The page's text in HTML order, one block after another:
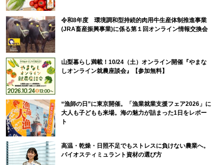
令和8年度 環境調和型持続的肉用牛生産体制推進事業
(JRA畜産振興事業)に係る第１回オンライン情報交換会
山梨暮らし満載！10/24（土）オンライン開催『やまな
しオンライン就農座談会』【参加無料】
“漁師の日”に東京開催。「漁業就業支援フェア2026」に
大人も子どもも来場。海の魅力が詰まった1日をレポー
ト
高温・乾燥・日照不足でもストレスに負けない農業へ。
バイオスティミュラント資材の選び方